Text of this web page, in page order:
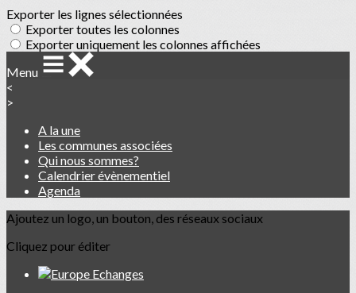
Exporter les lignes sélectionnées
Exporter toutes les colonnes
Exporter uniquement les colonnes affichées
Menu
<
>
A la une
Les communes associées
Qui nous sommes?
Calendrier évènementiel
Agenda
Ajoutez un logo, un bouton, des réseaux sociaux
Cliquez pour éditer